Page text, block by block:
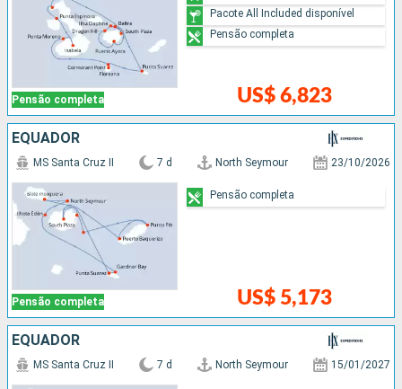
Pensão completa US$ 6,823
Pacote All Included disponível
Pensão completa
EQUADOR
Pensão completa
MS Santa Cruz II 7 d North Seymour 23/10/2026
US$ 5,173
Pensão completa
EQUADOR
MS Santa Cruz II 7 d North Seymour 15/01/2027